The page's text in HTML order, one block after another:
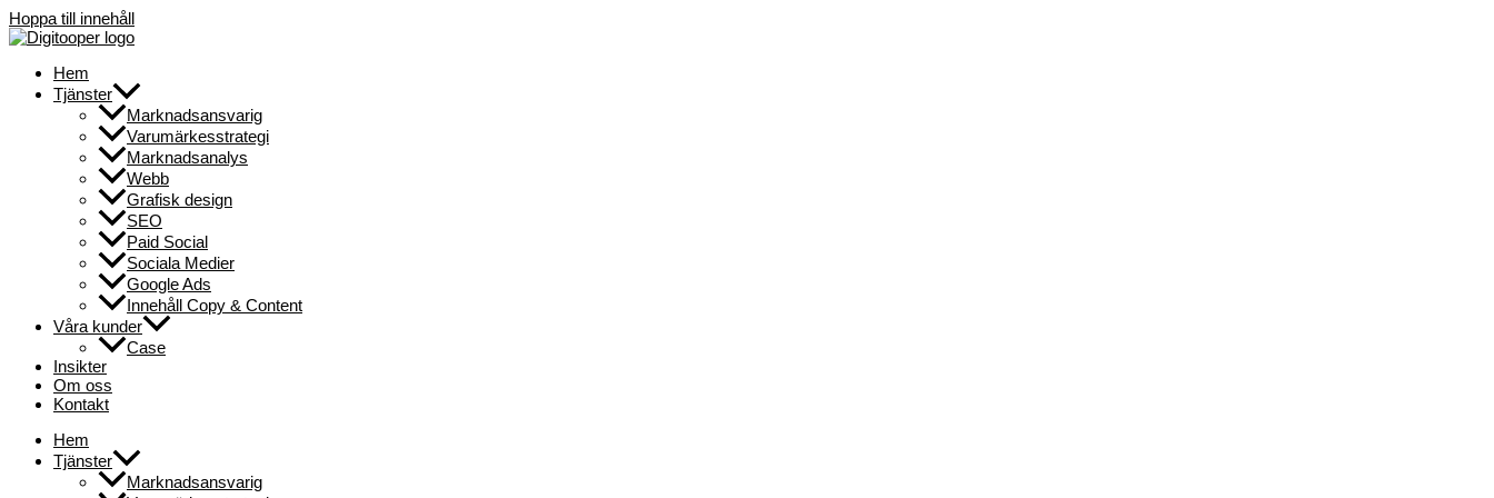
Hoppa till innehåll
Hem
Tjänster
Marknadsansvarig
Varumärkesstrategi
Marknadsanalys
Webb
Grafisk design
SEO
Paid Social
Sociala Medier
Google Ads
Innehåll Copy & Content
Våra kunder
Case
Insikter
Om oss
Kontakt
Hem
Tjänster
Marknadsansvarig